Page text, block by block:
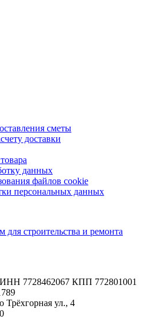
сметы
доставки
данных
файлов cookie
персональных данных
для строительства и ремонта
7728462067 КПП 772801001
ул., 4